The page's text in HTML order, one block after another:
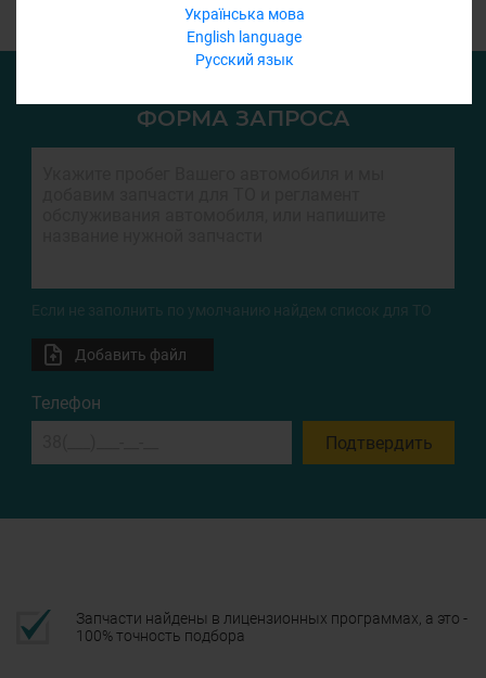
Українська мова
English language
Русский язык
ФОРМА ЗАПРОСА
Если не заполнить по умолчанию найдем список для ТО
Добавить файл
Телефон
Подтвердить
Запчасти найдены в лицензионных программах, а это -
100% точность подбора